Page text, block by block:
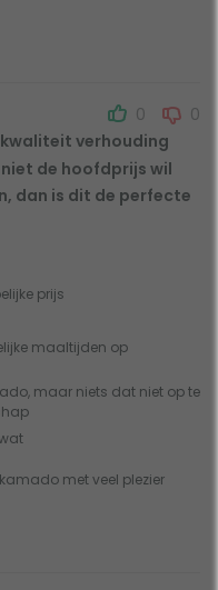
verhouding
de hoofdprijs wil
dan is dit de perfecte
0 0
met veel plezier
prijs
maaltijden op
maar niets dat niet op te